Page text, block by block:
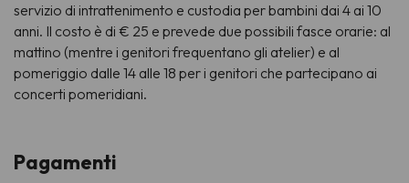
servizio di intrattenimento e custodia per bambini dai 4 ai 10
anni. Il costo è di € 25 e prevede due possibili fasce orarie: al
mattino (mentre i genitori frequentano gli atelier) e al
pomeriggio dalle 14 alle 18 per i genitori che partecipano ai
concerti pomeridiani.
Pagamenti